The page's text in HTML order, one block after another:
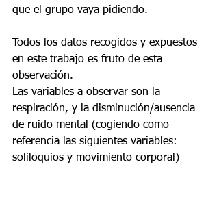
que el grupo vaya pidiendo.
Todos los datos recogidos y expuestos
en este trabajo es fruto de esta
observación.
Las variables a observar son la
respiración, y la disminución/ausencia
de ruido mental (cogiendo como
referencia las siguientes variables:
soliloquios y movimiento corporal)